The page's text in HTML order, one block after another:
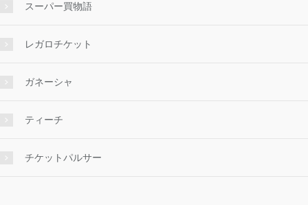
スーパー買物語
レガロチケット
ガネーシャ
ティーチ
チケットパルサー